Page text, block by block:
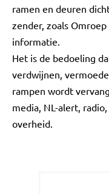
ramen en deuren
zender, zoals
informatie.
Het is de bedoeling
verdwijnen,
rampen wordt
media, NL-alert,
overheid.